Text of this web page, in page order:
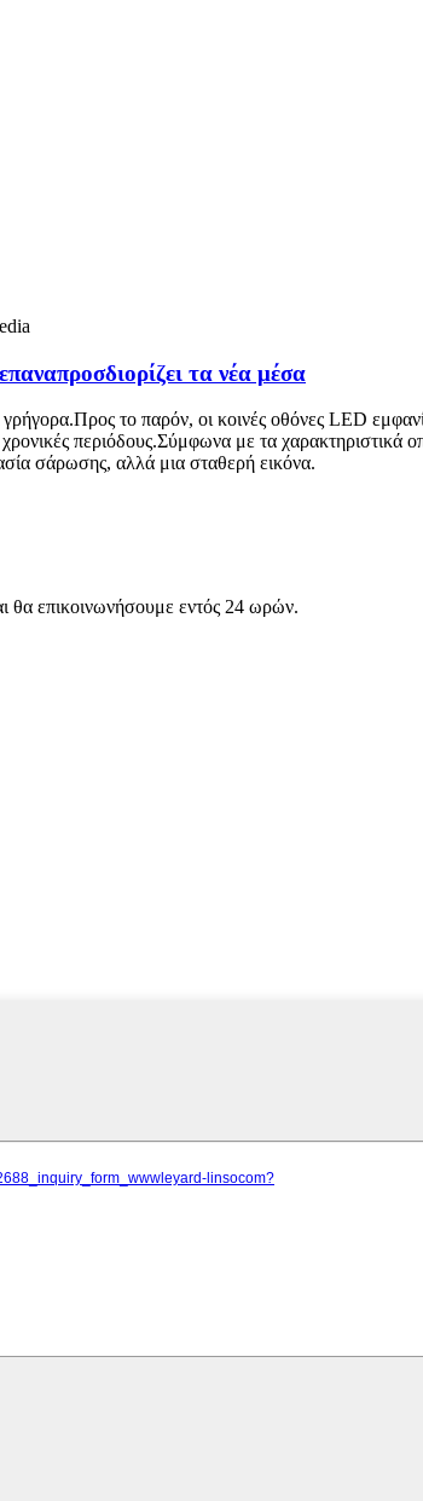
τα νέα μέσα
το παρόν, οι κοινές οθόνες LED
περιόδους.Σύμφωνα με τα
σάρωσης, αλλά μια σταθερή εικόνα.
θα επικοινωνήσουμε εντός 24 ωρών.